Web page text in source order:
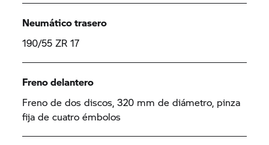
Neumático trasero
190/55 ZR 17
Freno delantero
Freno de dos discos, 320 mm de diámetro, pinza
fija de cuatro émbolos